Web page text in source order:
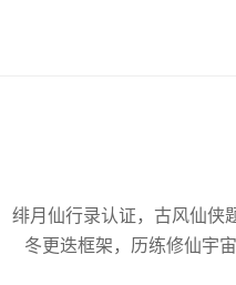
绯月仙行录认证，古风仙侠
冬更迭框架，历练修仙宇